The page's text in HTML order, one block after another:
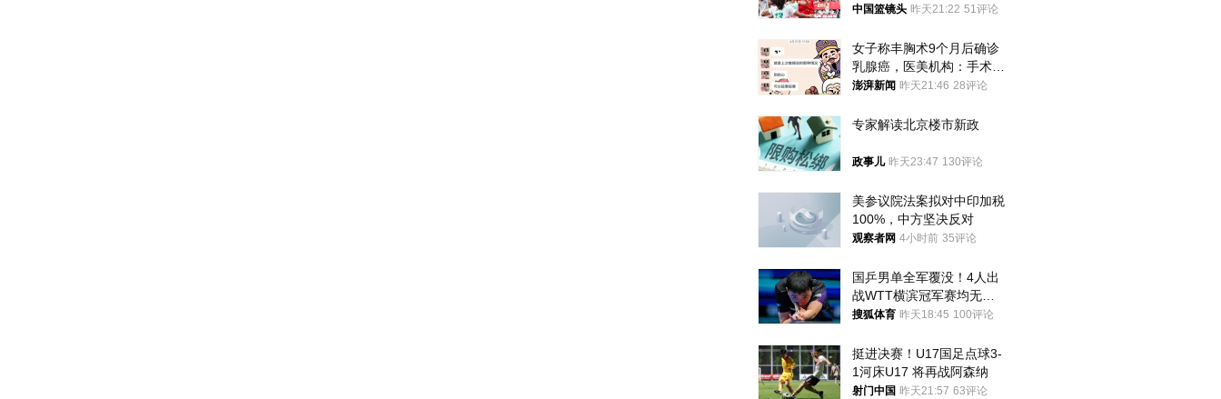
亚
中国篮镜头 昨天21:22 51评论
女子称丰胸术9个月后确诊
乳腺癌，医美机构：手术不
可能引发癌症，建议走司法
澎湃新闻 昨天21:46 28评论
专家解读北京楼市新政
政事儿 昨天23:47 130评论
美参议院法案拟对中印加税
100%，中方坚决反对
观察者网 4小时前 35评论
国乒男单全军覆没！4人出
战WTT横滨冠军赛均无缘
八强
搜狐体育 昨天18:45 100评论
挺进决赛！U17国足点球3-
1河床U17 将再战阿森纳
射门中国 昨天21:57 63评论